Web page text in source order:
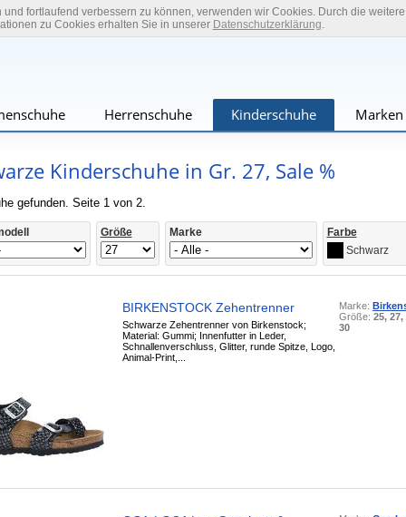
fortlaufend verbessern zu können, verwenden wir Cookies. Durch die
zu Cookies erhalten Sie in unserer Datenschutzerklärung.
Herrenschuhe Kinderschuhe Marken
Kinderschuhe in Gr. 27, Sale %
gefunden. Seite 1 von 2.
Größe Marke
Farbe
Schwarz
BIRKENSTOCK Zehentrenner
Schwarze Zehentrenner von Birkenstock;
Material: Gummi; Innenfutter in Leder,
Schnallenverschluss, Glitter, runde Spitze, Logo,
Animal-Print,...
Marke:
Größe:25, 27,
30